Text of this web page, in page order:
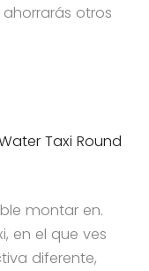
otros
Taxi Round
montar en.
en el que ves
diferente,